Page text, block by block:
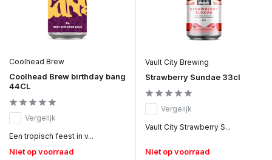
Coolhead Brew
Coolhead Brew birthday bang
44CL
Vergelijk
Een tropisch feest in v...
Niet op voorraad
Vault City Brewing
Strawberry Sundae 33cl
Vergelijk
Vault City Strawberry S...
Niet op voorraad